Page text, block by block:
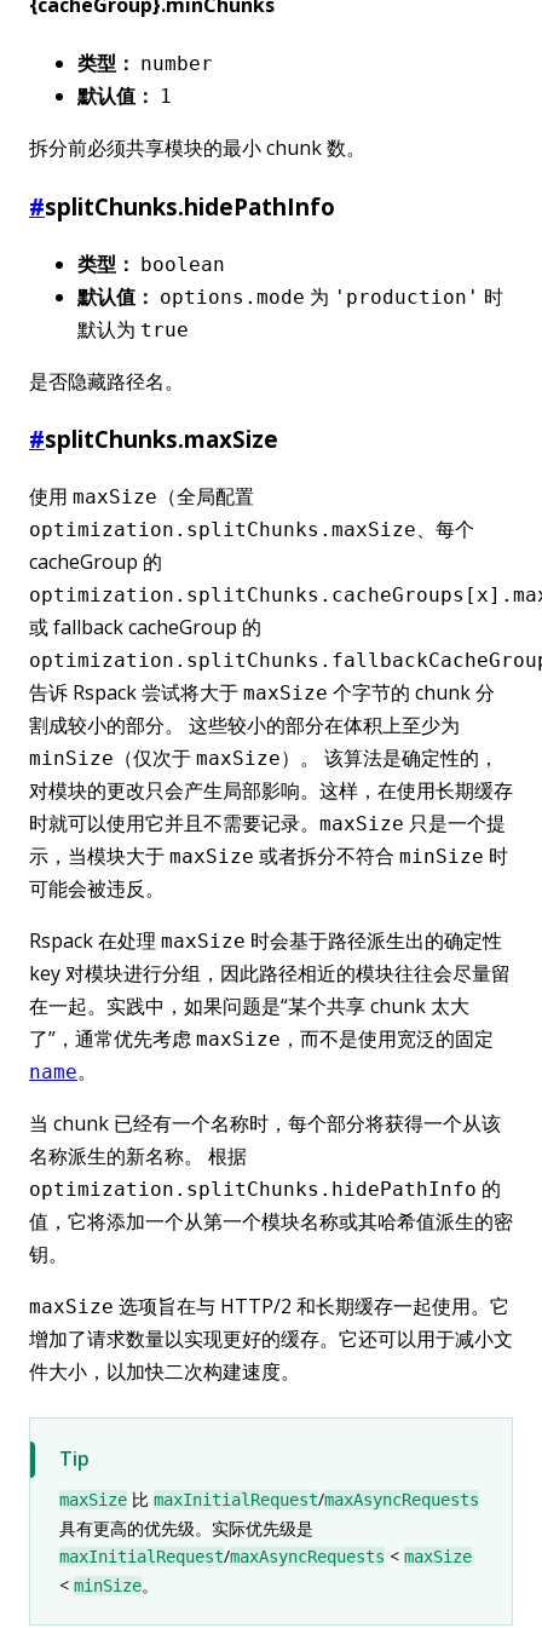
类型： number
默认值： 1
拆分前必须共享模块的最小 chunk 数。
#splitChunks.hidePathInfo
类型： boolean
默认值： options.mode 为 'production' 时
默认为 true
是否隐藏路径名。
#splitChunks.maxSize
使用 maxSize （全局配置
optimization.splitChunks.maxSize、每个
cacheGroup 的
或 fallback cacheGroup 的
告诉 Rspack 尝试将大于 maxSize 个字节的 chunk 分
割成较小的部分。 这些较小的部分在体积上至少为
minSize （仅次于 maxSize）。 该算法是确定性的，
对模块的更改只会产生局部影响。这样，在使用长期缓存
时就可以使用它并且不需要记录。 maxSize 只是一个提
示，当模块大于 maxSize 或者拆分不符合 minSize 时
可能会被违反。
Rspack 在处理 maxSize 时会基于路径派生出的确定性
key 对模块进行分组，因此路径相近的模块往往会尽量留
在一起。实践中，如果问题是“某个共享 chunk 太大
了”，通常优先考虑 maxSize ，而不是使用宽泛的固定
name。
当 chunk 已经有一个名称时，每个部分将获得一个从该
名称派生的新名称。 根据
optimization.splitChunks.hidePathInfo 的
值，它将添加一个从第一个模块名称或其哈希值派生的密
钥。
maxSize 选项旨在与 HTTP/2 和长期缓存一起使用。它
增加了请求数量以实现更好的缓存。它还可以用于减小文
件大小，以加快二次构建速度。
Tip
maxSize 比 maxInitialRequest/maxAsyncRequests
具有更高的优先级。实际优先级是
maxInitialRequest/maxAsyncRequests < maxSize
< minSize。